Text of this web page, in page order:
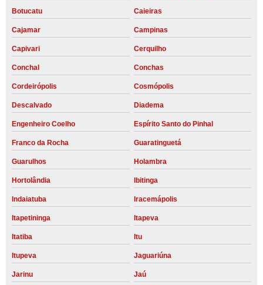
Botucatu Caieiras
Cajamar Campinas
Capivari Cerquilho
Conchal Conchas
Cordeirópolis Cosmópolis
Descalvado Diadema
Engenheiro Coelho Espírito Santo do Pinhal
Franco da Rocha Guaratinguetá
Guarulhos Holambra
Hortolândia Ibitinga
Indaiatuba Iracemápolis
Itapetininga Itapeva
Itatiba Itu
Itupeva Jaguariúna
Jarinu Jaú